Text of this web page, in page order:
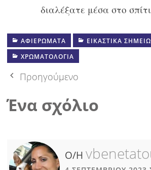
διαλέξατε μέσα στο
ΑΦΙΕΡΩΜΑΤΑ
ΕΙΚΑΣΤΙΚΑ
ΧΡΩΜΑΤΟΛΟΓΙΑ
Πλοήγηση
δημοσιεύσεων
Προηγούμενο
Ένα σχόλιο
Ο/Η